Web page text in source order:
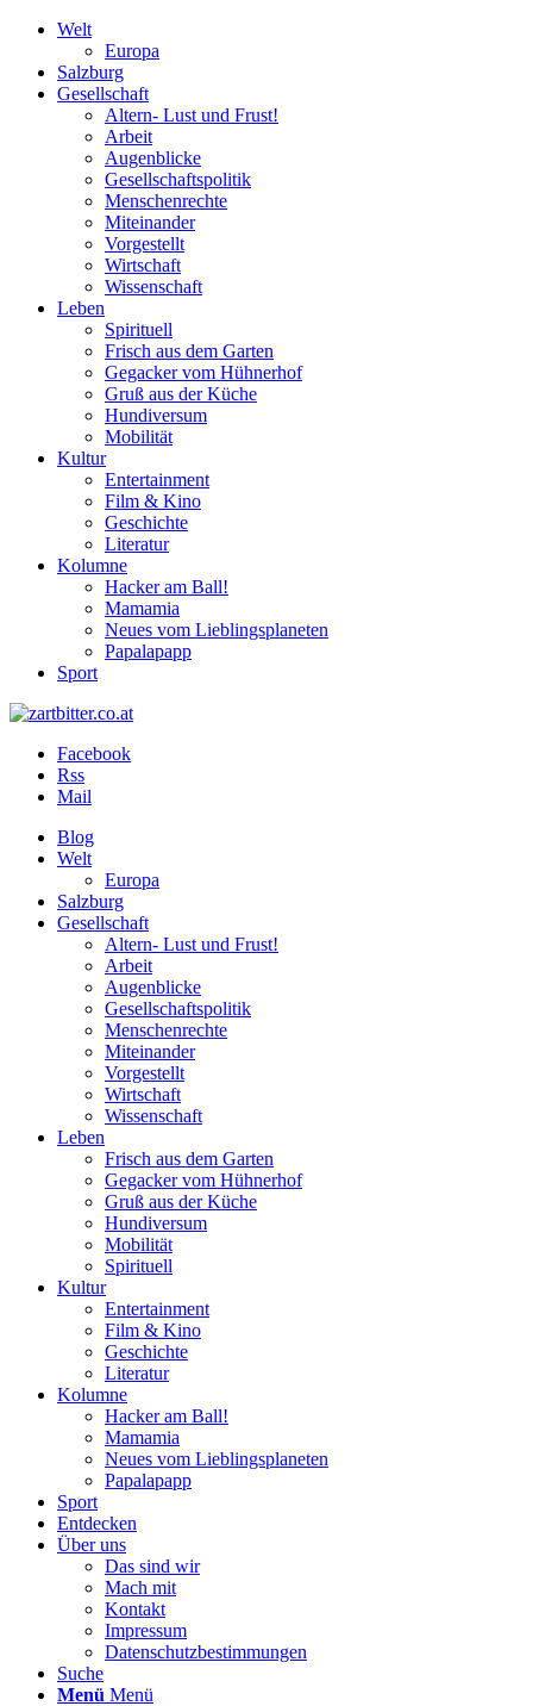
Welt
Europa
Salzburg
Gesellschaft
Altern- Lust und Frust!
Arbeit
Augenblicke
Gesellschaftspolitik
Menschenrechte
Miteinander
Vorgestellt
Wirtschaft
Wissenschaft
Leben
Spirituell
Frisch aus dem Garten
Gegacker vom Hühnerhof
Gruß aus der Küche
Hundiversum
Mobilität
Kultur
Entertainment
Film & Kino
Geschichte
Literatur
Kolumne
Hacker am Ball!
Mamamia
Neues vom Lieblingsplaneten
Papalapapp
Sport
Facebook
Rss
Mail
Blog
Welt
Europa
Salzburg
Gesellschaft
Altern- Lust und Frust!
Arbeit
Augenblicke
Gesellschaftspolitik
Menschenrechte
Miteinander
Vorgestellt
Wirtschaft
Wissenschaft
Leben
Frisch aus dem Garten
Gegacker vom Hühnerhof
Gruß aus der Küche
Hundiversum
Mobilität
Spirituell
Kultur
Entertainment
Film & Kino
Geschichte
Literatur
Kolumne
Hacker am Ball!
Mamamia
Neues vom Lieblingsplaneten
Papalapapp
Sport
Entdecken
Über uns
Das sind wir
Mach mit
Kontakt
Impressum
Datenschutzbestimmungen
Suche
Menü Menü